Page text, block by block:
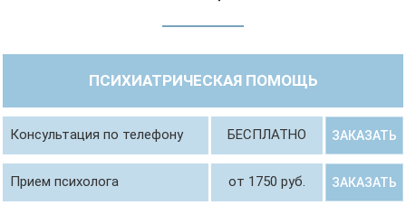
ПСИХИАТРИЧЕСКАЯ ПОМОЩЬ
Консультация по телефону БЕСПЛАТНО ЗАКАЗАТЬ
Прием психолога от 1750 руб. ЗАКАЗАТЬ